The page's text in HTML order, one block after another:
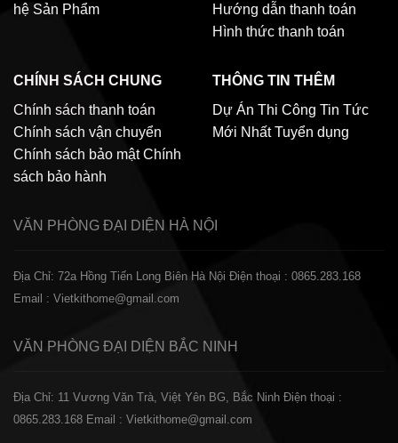
hệ Sản Phẩm
Hướng dẫn thanh toán
Hình thức thanh toán
CHÍNH SÁCH CHUNG
Chính sách thanh toán
Chính sách vận chuyển
Chính sách bảo mật Chính
sách bảo hành
THÔNG TIN THÊM
Dự Án Thi Công Tin Tức
Mới Nhất Tuyển dụng
VĂN PHÒNG ĐẠI DIỆN HÀ NỘI
Địa Chỉ: 72a Hồng Tiến Long Biên Hà Nội Điện thoại : 0865.283.168
Email : Vietkithome@gmail.com
VĂN PHÒNG ĐẠI DIỆN BẮC NINH
Địa Chỉ: 11 Vương Văn Trà, Việt Yên BG, Bắc Ninh Điện thoại :
0865.283.168 Email : Vietkithome@gmail.com